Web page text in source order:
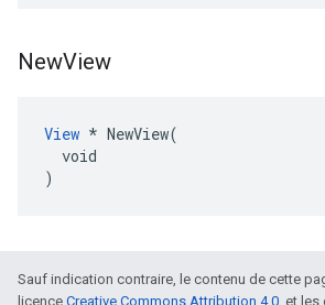
NewView
View * NewView(
  void
)
Sauf indication contraire, le contenu de cette
licence Creative Commons Attribution 4.0, et les